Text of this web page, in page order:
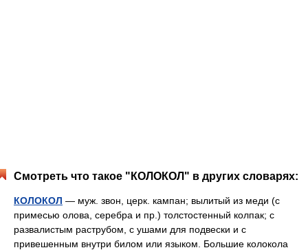
Смотреть что такое "КОЛОКОЛ" в других словарях:
КОЛОКОЛ — муж. звон, церк. кампан; вылитый из меди (с
примесью олова, серебра и пр.) толстостенный колпак; с
развалистым раструбом, с ушами для подвески и с
привешенным внутри билом или языком. Большие колокола